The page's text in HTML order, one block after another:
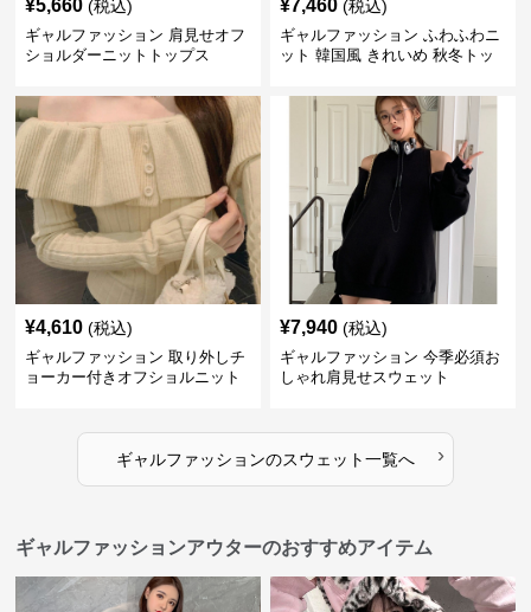
¥5,660 (税込)
ギャルファッション 肩見せオフ
ショルダーニットトップス
¥7,460 (税込)
ギャルファッション ふわふわニ
ット 韓国風 きれいめ 秋冬トッ
¥4,610 (税込)
ギャルファッション 取り外しチ
ョーカー付きオフショルニット
¥7,940 (税込)
ギャルファッション 今季必須お
しゃれ肩見せスウェット
ギャルファッションのスウェット一覧へ ›
ギャルファッションアウターのおすすめアイテム